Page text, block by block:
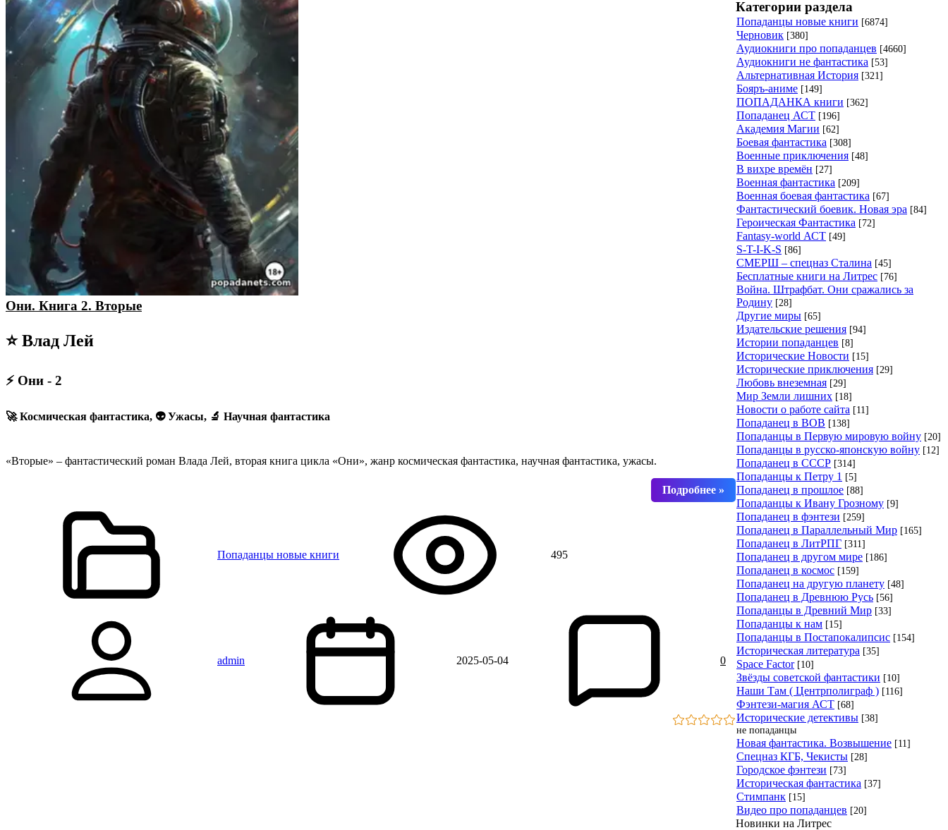
Они. Книга 2. Вторые
⭐ Влад Лей
⚡ Они - 2
🚀 Космическая фантастика, 👽 Ужасы, 🔬 Научная фантастика
«Вторые» – фантастический роман Влада Лей, вторая книга цикла «Они», жанр космическая фантастика, научная фантастика, ужасы.
Попаданцы новые книги 495
admin 2025-05-04 0
Категории раздела
Попаданцы новые книги [6874]
Черновик [380]
Аудиокниги про попаданцев [4660]
Аудиокниги не фантастика [53]
Альтернативная История [321]
Бояръ-аниме [149]
ПОПАДАНКА книги [362]
Попаданец АСТ [196]
Академия Магии [62]
Боевая фантастика [308]
Военные приключения [48]
В вихре времён [27]
Военная фантастика [209]
Военная боевая фантастика [67]
Фантастический боевик. Новая эра [84]
Героическая Фантастика [72]
Fantasy-world АСТ [49]
S-T-I-K-S [86]
СМЕРШ – спецназ Сталина [45]
Бесплатные книги на Литрес [76]
Война. Штрафбат. Они сражались за
Родину [28]
Другие миры [65]
Издательские решения [94]
Истории попаданцев [8]
Исторические Новости [15]
Исторические приключения [29]
Любовь внеземная [29]
Мир Земли лишних [18]
Новости о работе сайта [11]
Попаданец в ВОВ [138]
Попаданцы в Первую мировую войну [20]
Попаданцы в русско-японскую войну [12]
Попаданец в СССР [314]
Попаданцы к Петру 1 [5]
Попаданец в прошлое [88]
Попаданцы к Ивану Грозному [9]
Попаданец в фэнтези [259]
Попаданец в Параллельный Мир [165]
Попаданец в ЛитРПГ [311]
Попаданец в другом мире [186]
Попаданец в космос [159]
Попаданец на другую планету [48]
Попаданец в Древнюю Русь [56]
Попаданцы в Древний Мир [33]
Попаданцы к нам [15]
Попаданцы в Постапокалипсис [154]
Историческая литература [35]
Space Factor [10]
Звёзды советской фантастики [10]
Наши Там ( Центрполиграф ) [116]
Фэнтези-магия АСТ [68]
Исторические детективы [38]
не попаданцы
Новая фантастика. Возвышение [11]
Спецназ КГБ, Чекисты [28]
Городское фэнтези [73]
Историческая фантастика [37]
Стимпанк [15]
Видео про попаданцев [20]
Новинки на Литрес